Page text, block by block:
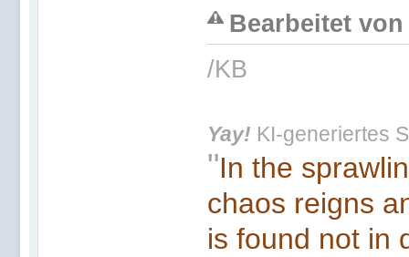
Bearbeitet
/KB
Yay! KI-generiertes
"In the
chaos reigns
is found not in